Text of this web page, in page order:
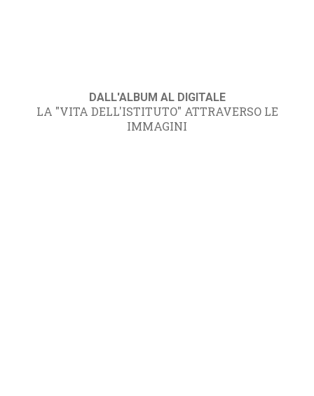
DALL'ALBUM AL DIGITALE
LA "VITA DELL'ISTITUTO" ATTRAVERSO LE
IMMAGINI